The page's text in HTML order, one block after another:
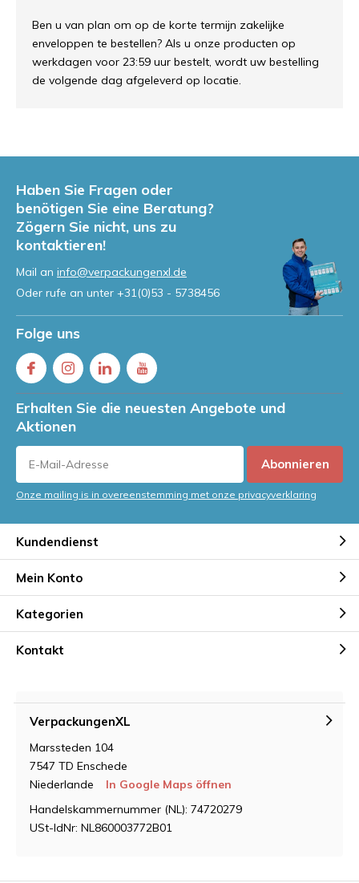
Ben u van plan om op de korte termijn zakelijke
enveloppen te bestellen? Als u onze producten op
werkdagen voor 23:59 uur bestelt, wordt uw bestelling
de volgende dag afgeleverd op locatie.
Haben Sie Fragen oder
benötigen Sie eine Beratung?
Zögern Sie nicht, uns zu
kontaktieren!
Mail an info@verpackungenxl.de
Oder rufe an unter +31(0)53 - 5738456
Folge uns
Erhalten Sie die neuesten Angebote und
Aktionen
Abonnieren
Onze mailing is in overeenstemming met onze privacyverklaring
Kundendienst
Mein Konto
Kategorien
Kontakt
VerpackungenXL
Marssteden 104
7547 TD Enschede
Niederlande
In Google Maps öffnen
Handelskammernummer (NL): 74720279
USt-IdNr: NL860003772B01